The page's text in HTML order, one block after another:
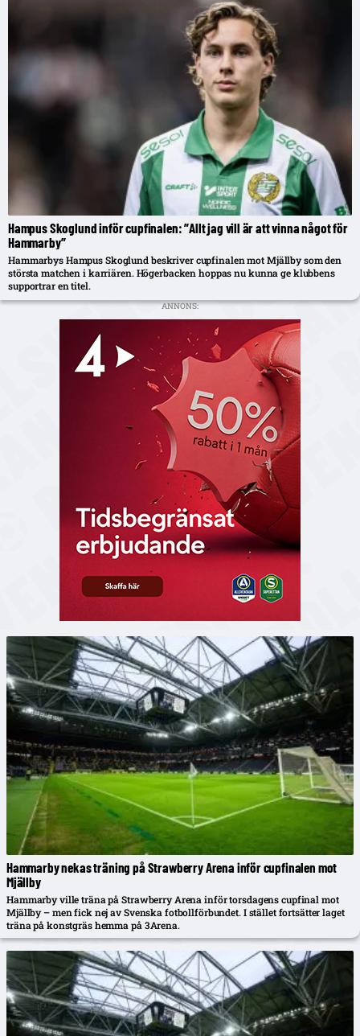
Hampus Skoglund inför cupfinalen: ”Allt jag vill är att vinna något för
Hammarby”
Hammarbys Hampus Skoglund beskriver cupfinalen mot Mjällby som den
största matchen i karriären. Högerbacken hoppas nu kunna ge klubbens
supportrar en titel.
ANNONS:
Hammarby nekas träning på Strawberry Arena inför cupfinalen mot
Mjällby
Hammarby ville träna på Strawberry Arena inför torsdagens cupfinal mot
Mjällby – men fick nej av Svenska fotbollförbundet. I stället fortsätter laget
träna på konstgräs hemma på 3Arena.